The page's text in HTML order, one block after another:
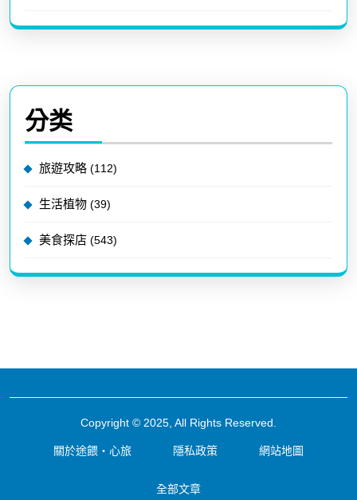
分类
旅遊攻略 (112)
生活植物 (39)
美食探店 (543)
Copyright © 2025, All Rights Reserved.
關於途餵・心旅 隱私政策 網站地圖
全部文章